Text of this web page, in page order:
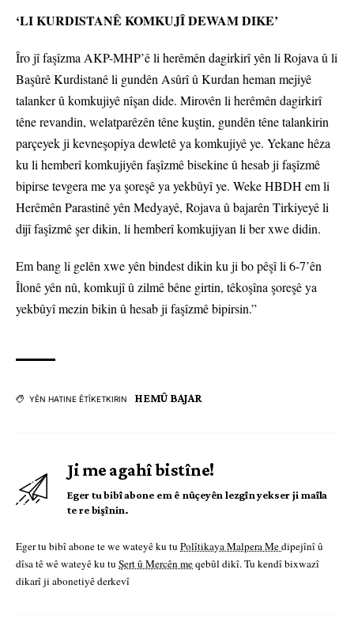
‘LI KURDISTANÊ KOMKUJÎ DEWAM DIKE’
Îro jî faşîzma AKP-MHP’ê li herêmên dagirkirî yên li Rojava û li
Başûrê Kurdistanê li gundên Asûrî û Kurdan heman mejiyê
talanker û komkujiyê nîşan dide. Mirovên li herêmên dagirkirî
têne revandin, welatparêzên têne kuştin, gundên têne talankirin
parçeyek ji kevneşopiya dewletê ya komkujiyê ye. Yekane hêza
ku li hemberî komkujiyên faşîzmê bisekine û hesab ji faşîzmê
bipirse tevgera me ya şoreşê ya yekbûyî ye. Weke HBDH em li
Herêmên Parastinê yên Medyayê, Rojava û bajarên Tirkiyeyê li
dijî faşîzmê şer dikin, li hemberî komkujiyan li ber xwe didin.
Em bang li gelên xwe yên bindest dikin ku ji bo pêşî li 6-7’ên
Îlonê yên nû, komkujî û zilmê bêne girtin, têkoşîna şoreşê ya
yekbûyî mezin bikin û hesab ji faşîzmê bipirsin.”
YÊN HATINE ÊTÎKETKIRIN HEMÛ BAJAR
Ji me agahî bistîne!
Eger tu bibî abone em ê nûçeyên lezgîn yekser ji maîla
te re bişînin.
Eger tu bibî abone te we wateyê ku tu Polîtikaya Malpera Medipejînî û
dîsa tê wê wateyê ku tu Şert û Mercên meqebûl dikî. Tu kendî bixwazî
dikarî ji abonetiyê derkevî